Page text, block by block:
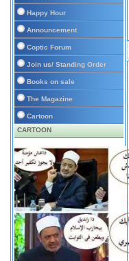
Happy Hour
Announcement
Coptic Forum
Join us/ Standing Order
Books on sale
The Magazine
Cartoon
CARTOON